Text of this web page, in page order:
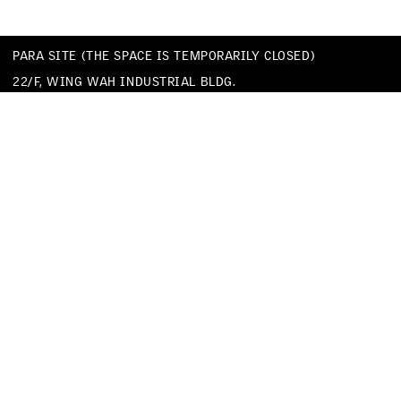
PARA SITE (THE SPACE IS TEMPORARILY CLOSED)
22/F, WING WAH INDUSTRIAL BLDG.
677 KING’S ROAD